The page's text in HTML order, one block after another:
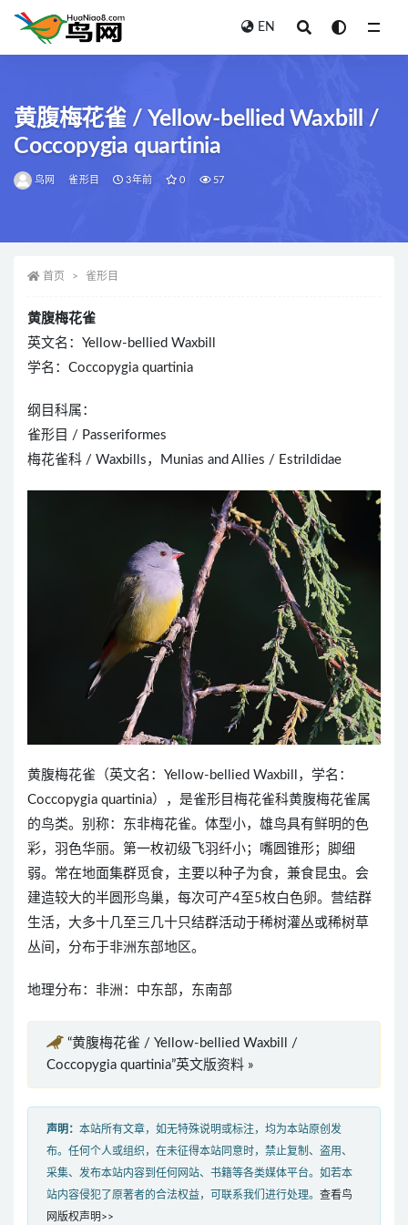
EN
黄腹梅花雀 / Yellow-bellied Waxbill /
Coccopygia quartinia
鸟网 雀形目 3年前 0 57
首页 雀形目
黄腹梅花雀
英文名：Yellow-bellied Waxbill
学名：Coccopygia quartinia
纲目科属：
雀形目 / Passeriformes
梅花雀科 / Waxbills，Munias and Allies / Estrildidae
黄腹梅花雀（英文名：Yellow-bellied Waxbill，学名：
Coccopygia quartinia），是雀形目梅花雀科黄腹梅花雀属
的鸟类。别称：东非梅花雀。体型小，雄鸟具有鲜明的色
彩，羽色华丽。第一枚初级飞羽纤小；嘴圆锥形；脚细
弱。常在地面集群觅食，主要以种子为食，兼食昆虫。会
建造较大的半圆形鸟巢，每次可产4至5枚白色卵。营结群
生活，大多十几至三几十只结群活动于稀树灌丛或稀树草
丛间，分布于非洲东部地区。
地理分布：非洲：中东部，东南部
“黄腹梅花雀 / Yellow-bellied Waxbill /
Coccopygia quartinia”英文版资料 »
声明： 本站所有文章，如无特殊说明或标注，均为本站原创发
布。任何个人或组织，在未征得本站同意时，禁止复制、盗用、
采集、发布本站内容到任何网站、书籍等各类媒体平台。如若本
站内容侵犯了原著者的合法权益，可联系我们进行处理。 查看鸟
网版权声明>>